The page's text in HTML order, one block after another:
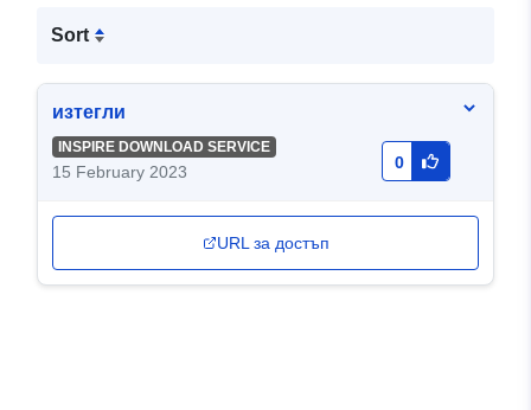
Sort
изтегли
INSPIRE DOWNLOAD SERVICE
15 February 2023 0
URL за достъп